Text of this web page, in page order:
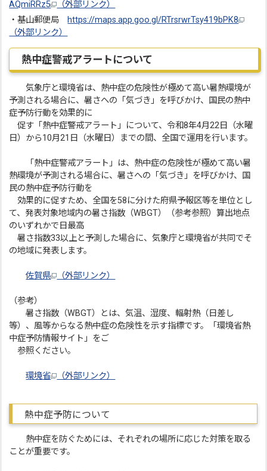
AQmiRRz5
（外部リンク）
・基山郵便局 https://maps.app.goo.gl/RTrsrwrTsy419bPK8
（外部リンク）
熱中症警戒アラートについて
気象庁と環境省は、熱中症の危険性が極めて高い暑熱環境が
予測される場合に、暑さへの「気づき」を呼びかけ、国民の熱中
症予防行動を効果的に
促す「熱中症警戒アラート」について、令和8年4月22日（水曜
日）から10月21日（水曜日）までの間、全国で運用を行います。
「熱中症警戒アラート」は、熱中症の危険性が極めて高い暑
熱環境が予測される場合に、暑さへの「気づき」を呼びかけ、国
民の熱中症予防行動を
効果的に促すため、全国を58に分けた府県予報区等を単位とし
て、発表対象地域内の暑さ指数（WBGT）（参考参照）算出地点
のいずれかで日最高
暑さ指数33以上と予測した場合に、気象庁と環境省が共同でそ
の地域に発表します。
佐賀県 （外部リンク）
（参考）
暑さ指数（WBGT）とは、気温、湿度、輻射熱（日差し
等）、風等からなる熱中症の危険性を示す指標です。「環境省熱
中症予防情報サイト」をご
参照ください。
環境省 （外部リンク）
熱中症予防について
熱中症を防ぐためには、それぞれの場所に応じた対策を取る
ことが重要です。